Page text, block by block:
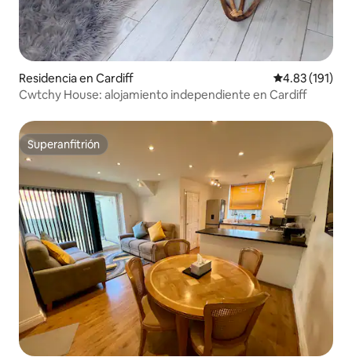
Residencia en Cardiff Calificación
4.83 (191)
Cwtchy House: alojamiento independiente en Cardiff
Superanfitrión
Superanfitrión